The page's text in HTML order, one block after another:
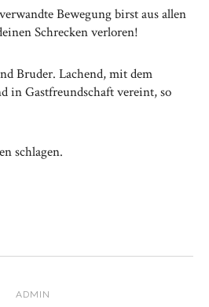
Bewegung birst aus allen
Schrecken verloren!
Bruder. Lachend, mit dem
in Gastfreundschaft vereint, so
schlagen.
ADMIN